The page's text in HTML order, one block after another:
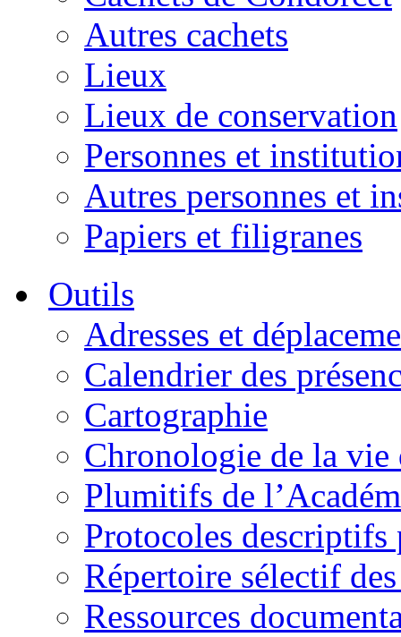
Autres cachets
Lieux
Lieux de conservation
Personnes et
Autres personnes et
Papiers et filigranes
Outils
Adresses et
Calendrier des
Cartographie
Chronologie de la vie
Plumitifs de
Protocoles descriptifs
Répertoire sélectif
Ressources